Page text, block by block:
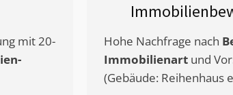
mit 20-
Hohe Nachfrage nach
Immobilienart und
(Gebäude: Reihenhaus